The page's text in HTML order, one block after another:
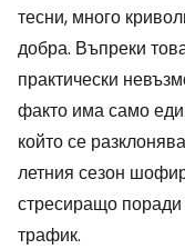
тесни, много
добра. Въпреки
практически
факто има само
който се
летния сезон
стресиращо поради
трафик.